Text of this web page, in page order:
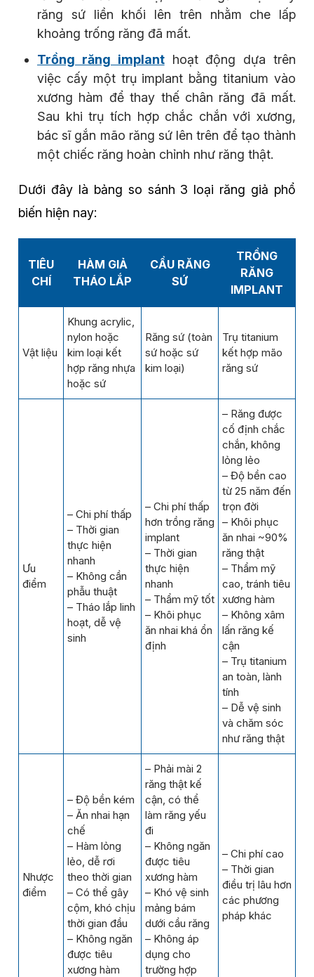
răng sứ liền khối lên trên nhằm che lấp
khoảng trống răng đã mất.
Trồng răng implanthoạt động dựa trên
việc cấy một trụ implant bằng titanium vào
xương hàm để thay thế chân răng đã mất.
Sau khi trụ tích hợp chắc chắn với xương,
bác sĩ gắn mão răng sứ lên trên để tạo thành
một chiếc răng hoàn chỉnh như răng thật.
Dưới đây là bảng so sánh 3 loại răng giả phổ
biến hiện nay:
TIÊU
CHÍ
HÀM GIẢ
THÁO LẮP
CẦU RĂNG
SỨ
TRỒNG
RĂNG
IMPLANT
Vật liệu
Khung acrylic,
nylon hoặc
kim loại kết
hợp răng nhựa
hoặc sứ
Răng sứ (toàn
sứ hoặc sứ
kim loại)
Trụ titanium
kết hợp mão
răng sứ
Ưu
điểm
– Chi phí thấp
– Thời gian
thực hiện
nhanh
– Không cần
phẫu thuật
– Tháo lắp linh
hoạt, dễ vệ
sinh
– Chi phí thấp
hơn trồng răng
implant
– Thời gian
thực hiện
nhanh
– Thẩm mỹ tốt
– Khôi phục
ăn nhai khá ổn
định
– Răng được
cố định chắc
chắn, không
lỏng lẻo
– Độ bền cao
từ 25 năm đến
trọn đời
– Khôi phục
ăn nhai ~90%
răng thật
– Thẩm mỹ
cao, tránh tiêu
xương hàm
– Không xâm
lấn răng kế
cận
– Trụ titanium
an toàn, lành
tính
– Dễ vệ sinh
và chăm sóc
như răng thật
Nhược
điểm
– Độ bền kém
– Ăn nhai hạn
chế
– Hàm lỏng
lẻo, dễ rơi
theo thời gian
– Có thể gây
cộm, khó chịu
thời gian đầu
– Không ngăn
được tiêu
xương hàm
– Phải mài 2
răng thật kế
cận, có thể
làm răng yếu
đi
– Không ngăn
được tiêu
xương hàm
– Khó vệ sinh
mảng bám
dưới cầu răng
– Không áp
dụng cho
trường hợp
– Chi phí cao
– Thời gian
điều trị lâu hơn
các phương
pháp khác